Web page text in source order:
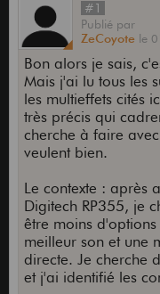
#1
Publié par
ZeCoyote le
Bon alors je sais,
Mais j'ai lu tous les
les multieffets cités
très précis qui
cherche à faire
veulent bien.
Le contexte : après
Digitech RP355, je
être moins
meilleur son et une
directe. Je cherche
et j'ai identifié les